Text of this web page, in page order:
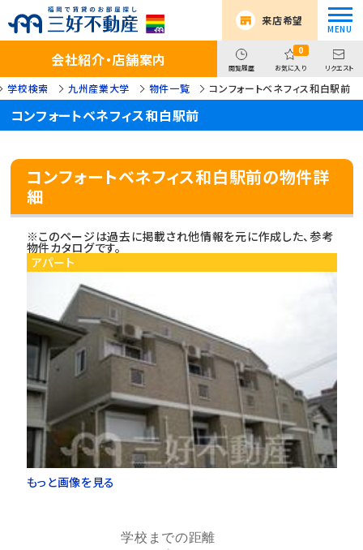
来店希望
会社紹介・店舗案内 閲覧履歴
0
お気に入り リクエスト
学校検索 九州産業大学 物件一覧 コンフォートベネフィス和白駅前
コンフォートベネフィス和白駅前
コンフォートベネフィス和白駅前の物件詳
細
※このページは過去に掲載され他情報を元に作成した、参考
物件カタログです。
アパート
もっと画像を見る